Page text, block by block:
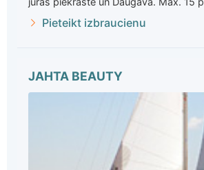
Pieteikt izbraucienu
JAHTA BEAUTY